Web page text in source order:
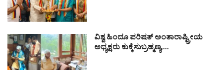
ವಿಶ್ವ ಹಿಂದೂ ಪರಿಷತ್ ಅಂತಾರಾಷ್ಟ್ರೀಯ
ಅಧ್ಯಕ್ಷರು ಕುಕ್ಕೆಸುಬ್ರಹ್ಮಣ್ಯ,…